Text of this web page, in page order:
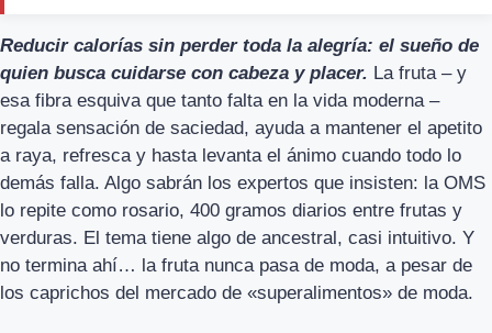
Reducir calorías sin perder toda la alegría: el sueño de
quien busca cuidarse con cabeza y placer. La fruta – y
esa fibra esquiva que tanto falta en la vida moderna –
regala sensación de saciedad, ayuda a mantener el apetito
a raya, refresca y hasta levanta el ánimo cuando todo lo
demás falla. Algo sabrán los expertos que insisten: la OMS
lo repite como rosario, 400 gramos diarios entre frutas y
verduras. El tema tiene algo de ancestral, casi intuitivo. Y
no termina ahí… la fruta nunca pasa de moda, a pesar de
los caprichos del mercado de «superalimentos» de moda.